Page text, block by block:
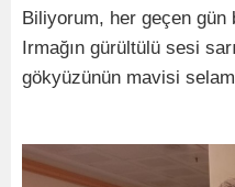
Biliyorum, her geçen gün
Irmağın gürültülü sesi
gökyüzünün mavisi